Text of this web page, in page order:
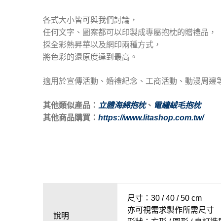
各式大小皆可與我們討論，
任何文字、圖案都可以印製成專屬抱枕的贈禮品，
採全彩熱昇華以及網印兩種方式，
將色彩的還原度達到最高。
適用於宣傳活動、婚禮紀念、工商活動、動漫周邊
其他類似產品： 立體海綿抱枕、 電繡絨毛抱枕
其他商品購買： https://www.litashop.com.tw/
說明
尺寸：30 / 40 / 50 cm
亦可視需求製作所需尺寸